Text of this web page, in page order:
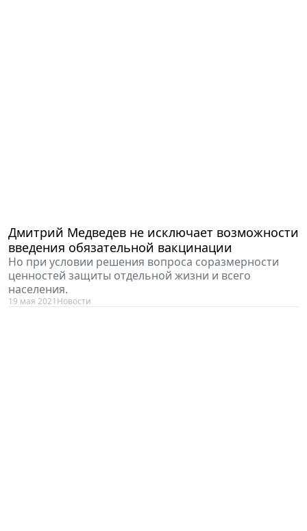
Дмитрий Медведев не исключает возможности
введения обязательной вакцинации
Но при условии решения вопроса соразмерности
ценностей защиты отдельной жизни и всего
населения.
19 мая 2021 Новости